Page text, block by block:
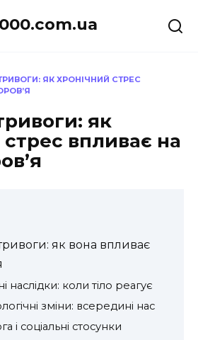
ЯК ХРОНІЧНИЙ СТРЕС
як
впливає на
як вона впливає
наслідки: коли тіло реагує
зміни: всередині нас
і соціальні стосунки